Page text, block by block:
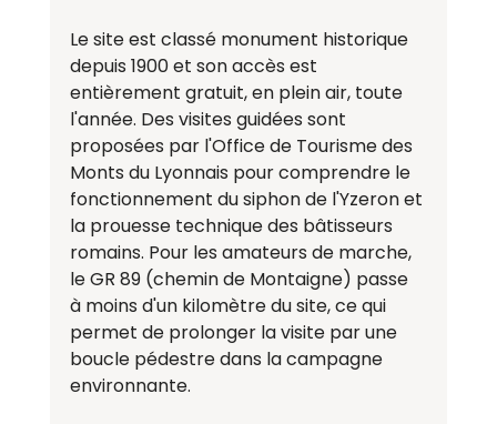
Le site est classé monument historique
depuis 1900 et son accès est
entièrement gratuit, en plein air, toute
l'année. Des visites guidées sont
proposées par l'Office de Tourisme des
Monts du Lyonnais pour comprendre le
fonctionnement du siphon de l'Yzeron et
la prouesse technique des bâtisseurs
romains. Pour les amateurs de marche,
le GR 89 (chemin de Montaigne) passe
à moins d'un kilomètre du site, ce qui
permet de prolonger la visite par une
boucle pédestre dans la campagne
environnante.